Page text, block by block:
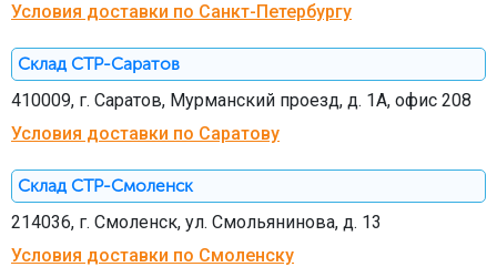
Условия доставки по Санкт-Петербургу
Склад СТР-Саратов
410009, г. Саратов, Мурманский проезд, д. 1А, офис 208
Условия доставки по Саратову
Склад СТР-Смоленск
214036, г. Смоленск, ул. Смольянинова, д. 13
Условия доставки по Смоленску